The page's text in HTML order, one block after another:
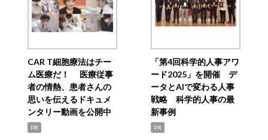
CAR T細胞療法はチー
ム医療だ！ 医療従事
者の情熱、患者さんの
思いを伝えるドキュメ
ンタリー動画を公開中
PR
「第4回科学的人事アワ
ード2025」を開催 デ
ータとAIで変わる人事
戦略 科学的人事の最
新事例
PR